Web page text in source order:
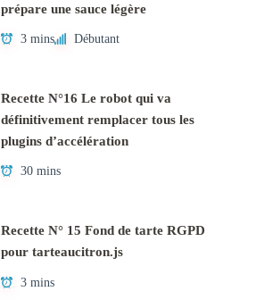
prépare une sauce légère
3 mins Débutant
Recette N°16 Le robot qui va
définitivement remplacer tous les
plugins d’accélération
30 mins
Recette N° 15 Fond de tarte RGPD
pour tarteaucitron.js
3 mins